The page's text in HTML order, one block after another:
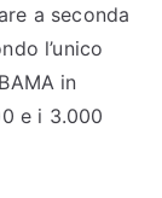
a seconda
l’unico
in
e i 3.000